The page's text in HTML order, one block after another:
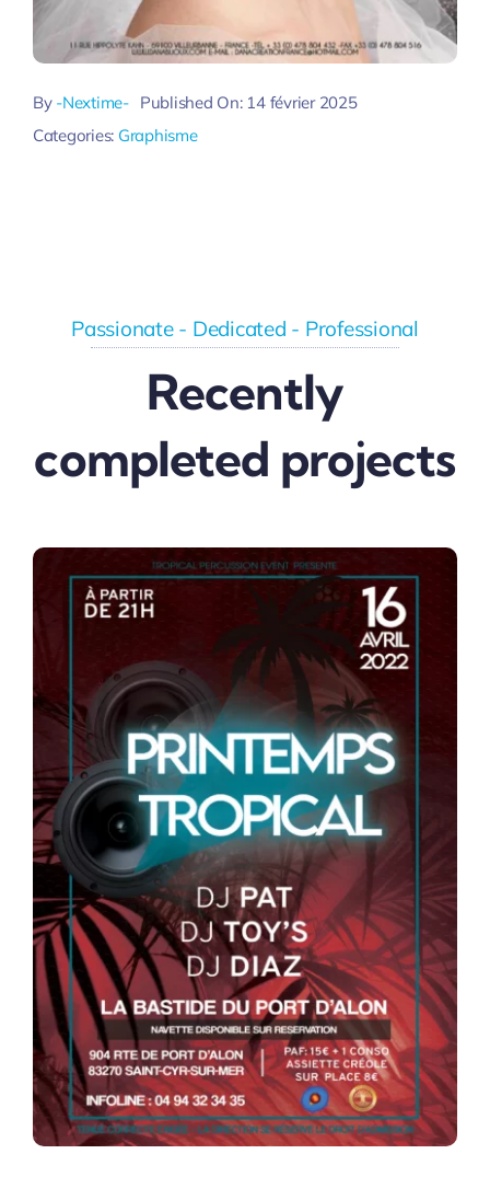
By -Nextime- Published On: 14 février 2025
Categories: Graphisme
Passionate - Dedicated - Professional
Recently
completed projects